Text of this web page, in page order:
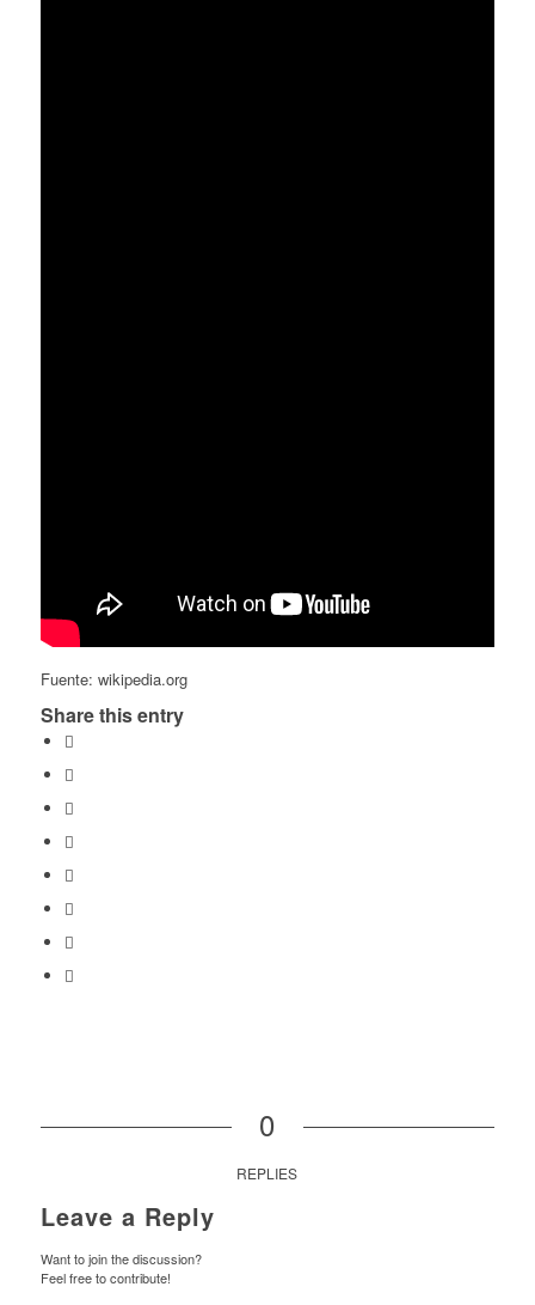
Fuente: wikipedia.org
Share this entry
0
REPLIES
Leave a Reply
Want to join the discussion?
Feel free to contribute!